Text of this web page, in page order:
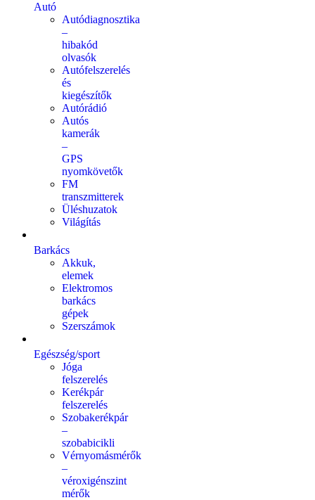
Autó
Autódiagnosztika
–
hibakód
olvasók
Autófelszerelés
és
kiegészítők
Autórádió
Autós
kamerák
–
GPS
nyomkövetők
FM
transzmitterek
Üléshuzatok
Világítás
Barkács
Akkuk,
elemek
Elektromos
barkács
gépek
Szerszámok
Egészség/sport
Jóga
felszerelés
Kerékpár
felszerelés
Szobakerékpár
–
szobabicikli
Vérnyomásmérők
–
véroxigénszint
mérők